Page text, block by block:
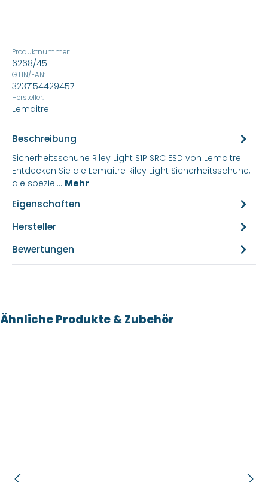
Produktnummer:
6268/45
GTIN/EAN:
3237154429457
Hersteller:
Lemaitre
Beschreibung
Sicherheitsschuhe Riley Light S1P SRC ESD von Lemaitre
Entdecken Sie die Lemaitre Riley Light Sicherheitsschuhe,
die speziel… Mehr
Eigenschaften
Hersteller
Bewertungen
Produktgalerie überspringen
Ähnliche Produkte & Zubehör